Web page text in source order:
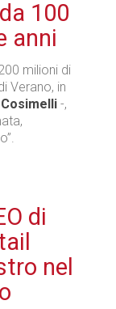
100
anni
milioni di
Verano, in
-,
di
nel